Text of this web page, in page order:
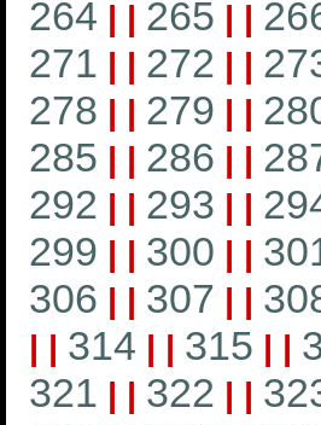
264 | | 265 | |
271 | | 272 | |
278 | | 279 | |
285 | | 286 | |
292 | | 293 | |
299 | | 300 | |
306 | | 307 | |
| | 314 | | 315 | |
321 | | 322 | |